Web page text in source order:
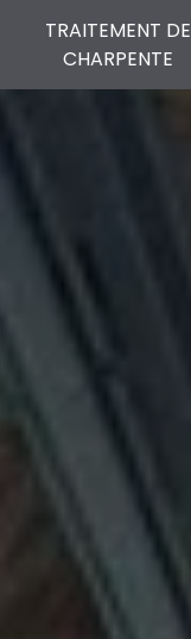
TRAITEMENT DE
CHARPENTE